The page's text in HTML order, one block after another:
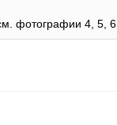
фотографии 4, 5, 6